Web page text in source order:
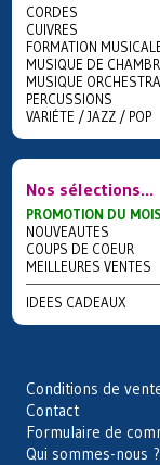
CORDES
CUIVRES
FORMATION
MUSIQUE DE
MUSIQUE
PERCUSSIONS
VARIÉTE / JAZZ / POP
Nos sélections...
PROMOTION DU MOIS
NOUVEAUTES
COUPS DE COEUR
MEILLEURES VENTES
IDEES CADEAUX
Conditions de
Contact
Formulaire de
Qui sommes-nous ?